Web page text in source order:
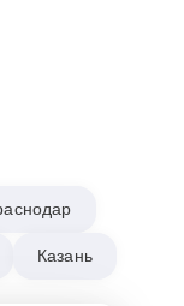
Казань